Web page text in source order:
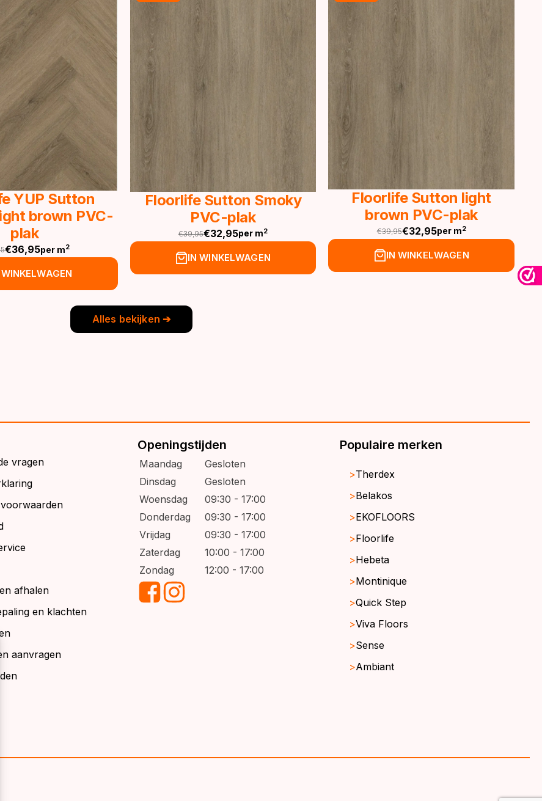
YUP Sutton
brown PVC-
plak
€36,95per m2
Floorlife Sutton Smoky
PVC-plak
€39,95
Oorspronkelijke
prijs
€32,95
Huidige
prijs
per m2
IN WINKELWAGEN
Floorlife Sutton light
brown PVC-plak
€39,95
Oorspronkelijke
prijs
€32,95
Huidige
prijs
per m2
IN WINKELWAGEN
Alles bekijken ➔
vragen
afhalen
en klachten
aanvragen
Openingstijden
Maandag
Gesloten
Dinsdag
Gesloten
Woensdag
09:30 - 17:00
Donderdag
09:30 - 17:00
Vrijdag
09:30 - 17:00
Zaterdag
10:00 - 17:00
Zondag
12:00 - 17:00
Populaire merken
Therdex
Belakos
EKOFLOORS
Floorlife
Hebeta
Montinique
Quick Step
Viva Floors
Sense
Ambiant